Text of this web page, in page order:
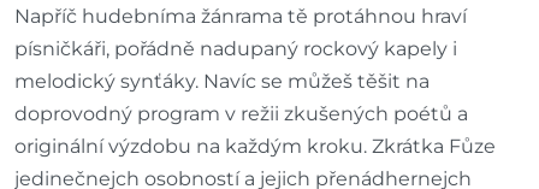
Napříč hudebníma žánrama tě protáhnou hraví
písničkáři, pořádně nadupaný rockový kapely i
melodický synťáky. Navíc se můžeš těšit na
doprovodný program v režii zkušených poétů a
originální výzdobu na každým kroku. Zkrátka Fůze
jedinečnejch osobností a jejich přenádhernejch